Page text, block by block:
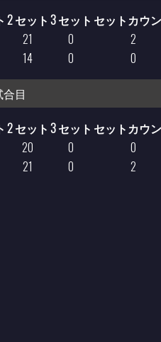
2 セット 3 セット セットカウ
21 0 2
14 0 0
合目
2 セット 3 セット セットカウ
20 0 0
21 0 2